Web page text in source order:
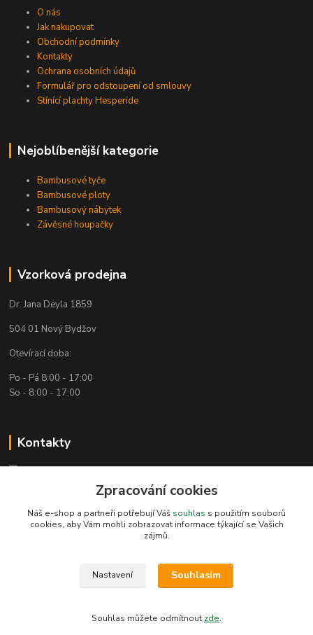
O nás
Jak nakupovat
Obchodní podmínky
Kontakty
Ochrana osobních údajů
Formulář pro odstoupení od smlouvy
Stínící plachty Hesperide
Nejoblíbenější kategorie
Bambusové tyče
Bambusové ploty
Bambusový nábytek
Závěsné houpačky
Vzorková prodejna
Dr. Jana Deyla 1859
504 01 Nový Bydžov
Otevírací doba:
Po - Pá 8:00 - 17:00
So - 8:00 - 17:00
Kontakty
(Po-Pá, 7:30-15:30 hod.)
info@bambusove-produkty.cz
Bambusove-produkty.cz
Zpracování cookies
Náš e-shop a partneři potřebují Váš souhlas s použitím souborů
cookies, aby Vám mohli zobrazovat informace týkající se Vašich
zájmů.
Nastavení Souhlasím
Souhlas můžete odmítnout zde.